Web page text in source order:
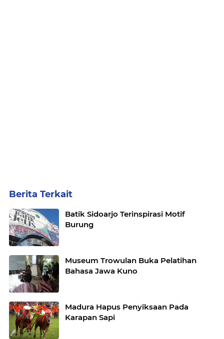
Berita Terkait
Batik Sidoarjo Terinspirasi Motif
Burung
Museum Trowulan Buka Pelatihan
Bahasa Jawa Kuno
Madura Hapus Penyiksaan Pada
Karapan Sapi